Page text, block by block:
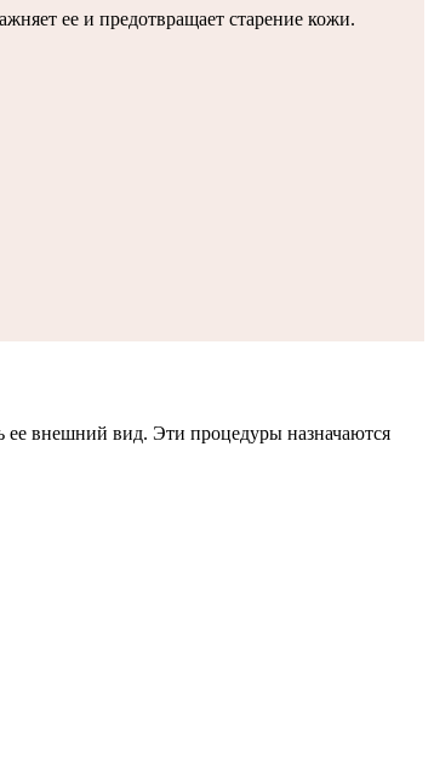
ее и предотвращает старение кожи.
внешний вид. Эти процедуры назначаются